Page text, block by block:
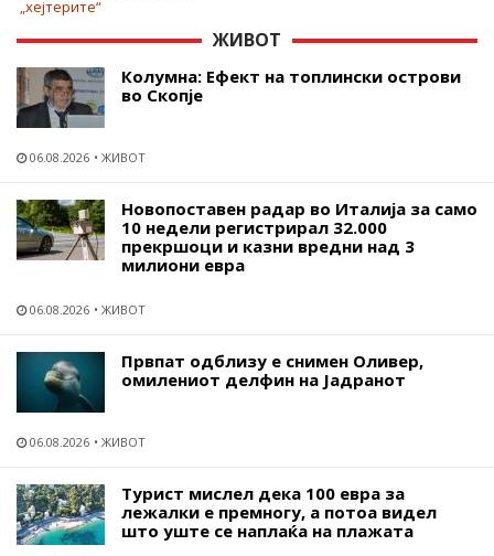
ЖИВОТ
Колумна: Ефект на топлински острови
во Скопје
06.08.2026 ЖИВОТ
Новопоставен радар во Италија за само
10 недели регистрирал 32.000
прекршоци и казни вредни над 3
милиони евра
06.08.2026 ЖИВОТ
Првпат одблизу е снимен Оливер,
омилениот делфин на Јадранот
06.08.2026 ЖИВОТ
Турист мислел дека 100 евра за
лежалки е премногу, а потоа видел
што уште се наплаќа на плажата